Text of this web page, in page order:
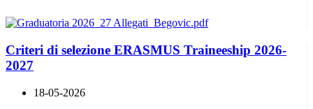
Criteri di selezione ERASMUS Traineeship 2026-
2027
18-05-2026